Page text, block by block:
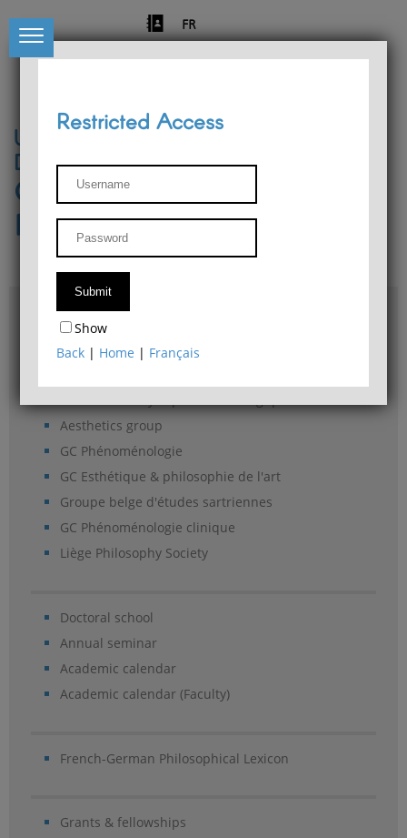
FR
University of Liège
Départment of Philosophy
Center for Phenomenological
Research
Access & maps
Philosophy Department Library
Aesthetics group
GC Phénoménologie
GC Esthétique & philosophie de l'art
Groupe belge d'études sartriennes
GC Phénoménologie clinique
Liège Philosophy Society
Doctoral school
Annual seminar
Academic calendar
Academic calendar (Faculty)
French-German Philosophical Lexicon
Grants & fellowships
Restricted Access
Show
Back | Home | Français